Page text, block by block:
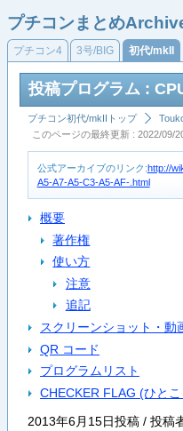
プチコンまとめ
プチコン4 3号/BIG 初代/mkII
投稿プログラム :
プチコン初代/mkIIトップ
このページの最終更新 : 2022/09/
公式アーカイブのリンク:http://
A5-A7-A5-C3-A5-AF-.html
概要
著作権
使い方
注意
追記
スクリーンショット・動
QR コード
プログラムリスト
CHECKER FLAG (ひと
2013年6月15日投稿 / 投稿